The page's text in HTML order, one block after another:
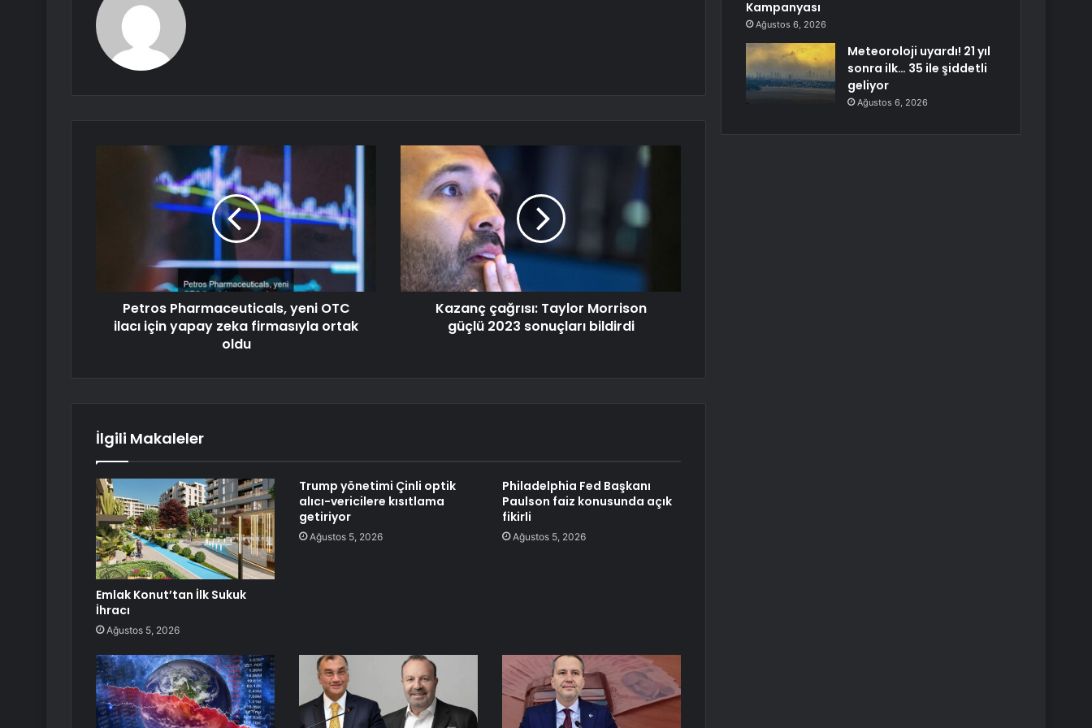
Petros Pharmaceuticals, yeni OTC
ilacı için yapay zeka firmasıyla ortak
oldu
Kazanç çağrısı: Taylor Morrison
güçlü 2023 sonuçları bildirdi
İlgili Makaleler
Emlak Konut’tan İlk Sukuk
İhracı
Ağustos 5, 2026
Trump yönetimi Çinli optik
alıcı-vericilere kısıtlama
getiriyor
Ağustos 5, 2026
Philadelphia Fed Başkanı
Paulson faiz konusunda açık
fikirli
Ağustos 5, 2026
Kampanyası
Ağustos 6, 2026
Meteoroloji uyardı! 21 yıl
sonra ilk… 35 ile şiddetli
geliyor
Ağustos 6, 2026